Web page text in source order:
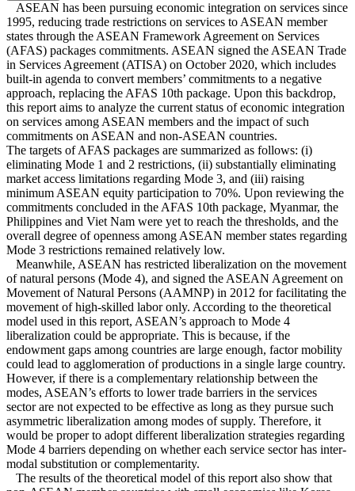
ASEAN has been pursuing economic integration on services since
1995, reducing trade restrictions on services to ASEAN member
states through the ASEAN Framework Agreement on Services
(AFAS) packages commitments. ASEAN signed the ASEAN Trade
in Services Agreement (ATISA) on October 2020, which includes
built-in agenda to convert members’ commitments to a negative
approach, replacing the AFAS 10th package. Upon this backdrop,
this report aims to analyze the current status of economic integration
on services among ASEAN members and the impact of such
commitments on ASEAN and non-ASEAN countries.
The targets of AFAS packages are summarized as follows: (i)
eliminating Mode 1 and 2 restrictions, (ii) substantially eliminating
market access limitations regarding Mode 3, and (iii) raising
minimum ASEAN equity participation to 70%. Upon reviewing the
commitments concluded in the AFAS 10th package, Myanmar, the
Philippines and Viet Nam were yet to reach the thresholds, and the
overall degree of openness among ASEAN member states regarding
Mode 3 restrictions remained relatively low.
Meanwhile, ASEAN has restricted liberalization on the movement
of natural persons (Mode 4), and signed the ASEAN Agreement on
Movement of Natural Persons (AAMNP) in 2012 for facilitating the
movement of high-skilled labor only. According to the theoretical
model used in this report, ASEAN’s approach to Mode 4
liberalization could be appropriate. This is because, if the
endowment gaps among countries are large enough, factor mobility
could lead to agglomeration of productions in a single large country.
However, if there is a complementary relationship between the
modes, ASEAN’s efforts to lower trade barriers in the services
sector are not expected to be effective as long as they pursue such
asymmetric liberalization among modes of supply. Therefore, it
would be proper to adopt different liberalization strategies regarding
Mode 4 barriers depending on whether each service sector has inter-
modal substitution or complementarity.
The results of the theoretical model of this report also show that